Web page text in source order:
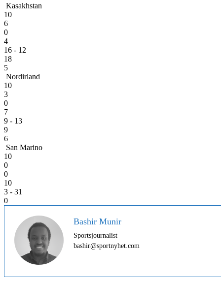
Kasakhstan
10
6
0
4
16 - 12
18
5
Nordirland
10
3
0
7
9 - 13
9
6
San Marino
10
0
0
10
3 - 31
0
Bashir Munir
Sportsjournalist
bashir@sportnyhet.com